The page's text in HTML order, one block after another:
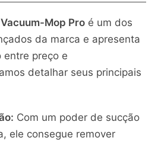
Mop Proé um dos
da marca e apresenta
entre preço e
detalhar seus principais
Com um poder de sucção
ele consegue remover